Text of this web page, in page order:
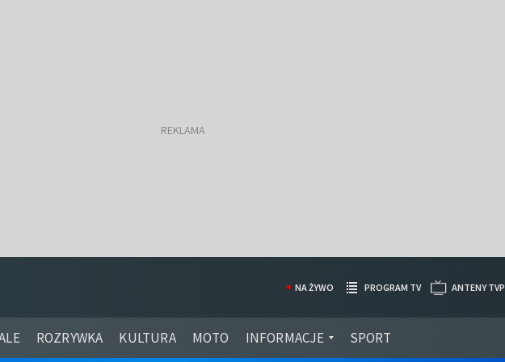
ROZRYWKA KULTURA MOTO INFORMACJE SPORT
NA ŻYWO PROGRAM TV ANTENY TVP